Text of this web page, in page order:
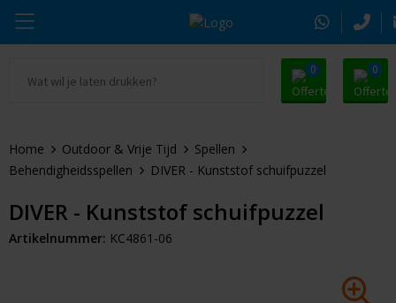
0 0
Drinkwaren
Tassen & Reizen
Alle promosnoepje
Zomer
Kerst
Thule
Alle merken
Home Outdoor & Vrije Tijd
Spellen
Behendigheidsspellen
DIVER - Kunststof schuifpuzzel
DIVER - Kunststof schuifpuzzel
Artikelnummer: KC4861-06